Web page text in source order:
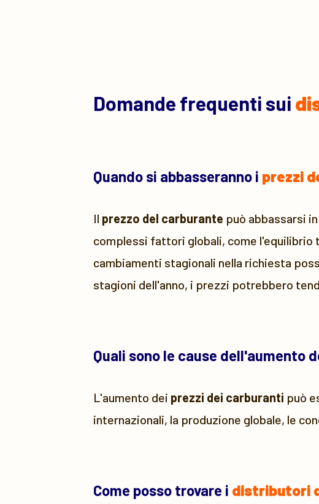
Domande frequenti sui
Quando si abbasseranno i prezzi
Il prezzo del carburante può abbassarsi
complessi fattori globali, come l'equilibrio
cambiamenti stagionali nella richiesta
stagioni dell'anno, i prezzi potrebbero
Quali sono le cause dell'aumento
L'aumento dei prezzi dei carburanti può
internazionali, la produzione globale, le
Come posso trovare i distributori